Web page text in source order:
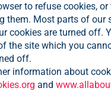
to refuse cookies, or
them. Most parts of our
cookies are turned off.
the site which you
off.
information about
and